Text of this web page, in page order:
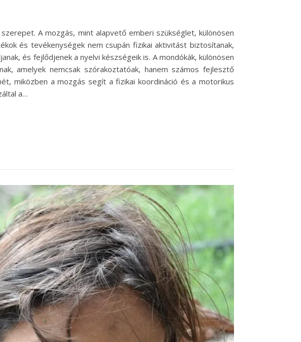
A mozgás, mint alapvető emberi szükséglet, különösen
és tevékenységek nem csupán fizikai aktivitást biztosítanak,
és fejlődjenek a nyelvi készségeik is. A mondókák, különösen
amelyek nemcsak szórakoztatóak, hanem számos fejlesztő
miközben a mozgás segít a fizikai koordináció és a motorikus
a…